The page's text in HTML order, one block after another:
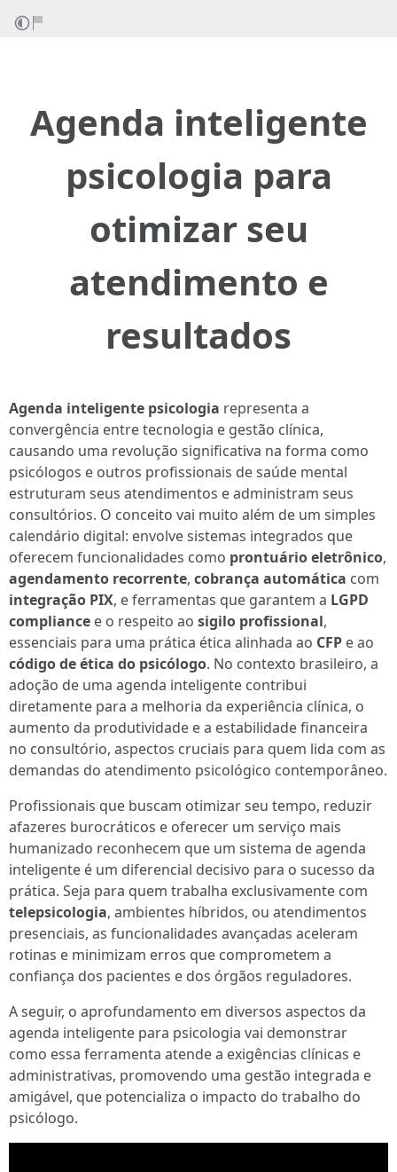
Agenda inteligente
psicologia para
otimizar seu
atendimento e
resultados
Agenda inteligente psicologia representa a
convergência entre tecnologia e gestão clínica,
causando uma revolução significativa na forma como
psicólogos e outros profissionais de saúde mental
estruturam seus atendimentos e administram seus
consultórios. O conceito vai muito além de um simples
calendário digital: envolve sistemas integrados que
oferecem funcionalidades como prontuário eletrônico,
agendamento recorrente, cobrança automática com
integração PIX, e ferramentas que garantem a LGPD
compliance e o respeito ao sigilo profissional,
essenciais para uma prática ética alinhada ao CFP e ao
código de ética do psicólogo. No contexto brasileiro, a
adoção de uma agenda inteligente contribui
diretamente para a melhoria da experiência clínica, o
aumento da produtividade e a estabilidade financeira
no consultório, aspectos cruciais para quem lida com as
demandas do atendimento psicológico contemporâneo.
Profissionais que buscam otimizar seu tempo, reduzir
afazeres burocráticos e oferecer um serviço mais
humanizado reconhecem que um sistema de agenda
inteligente é um diferencial decisivo para o sucesso da
prática. Seja para quem trabalha exclusivamente com
telepsicologia, ambientes híbridos, ou atendimentos
presenciais, as funcionalidades avançadas aceleram
rotinas e minimizam erros que comprometem a
confiança dos pacientes e dos órgãos reguladores.
A seguir, o aprofundamento em diversos aspectos da
agenda inteligente para psicologia vai demonstrar
como essa ferramenta atende a exigências clínicas e
administrativas, promovendo uma gestão integrada e
amigável, que potencializa o impacto do trabalho do
psicólogo.